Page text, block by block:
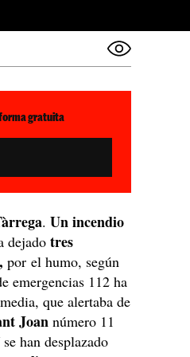
forma gratuita
.Un incendio
dejadotres
por el humo, según
emergencias 112 ha
que alertaba de
Joan número 11
han desplazado